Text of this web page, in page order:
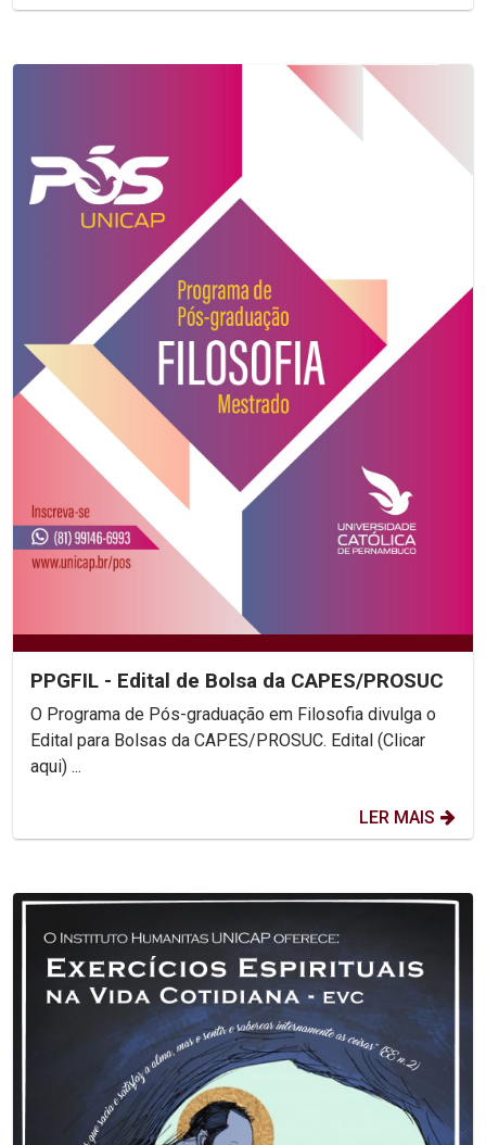
PPGFIL - Edital de Bolsa da CAPES/PROSUC
O Programa de Pós-graduação em Filosofia divulga o
Edital para Bolsas da CAPES/PROSUC. Edital (Clicar
aqui) ...
LER MAIS